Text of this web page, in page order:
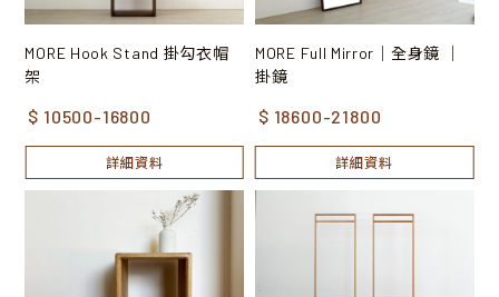
MORE Hook Stand 掛勾衣帽
架
$ 10500-16800
詳細資料
MORE Full Mirror｜全身鏡 ｜
掛鏡
$ 18600-21800
詳細資料